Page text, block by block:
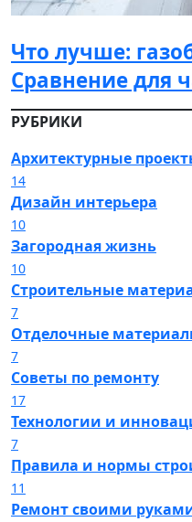
Что лучше:
Сравнение для
РУБРИКИ
Архитектурные
14
Дизайн интерьера
10
Загородная жизнь
10
Строительные
7
Отделочные
7
Советы по ремонту
17
Технологии и
7
Правила и нормы
11
Ремонт своими